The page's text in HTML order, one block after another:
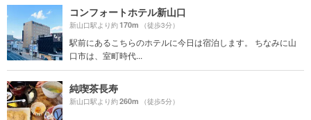
コンフォートホテル新山口
新山口駅より約170m （徒歩3分）
駅前にあるこちらのホテルに今日は宿泊します。 ちなみに山
口市は、室町時代...
純喫茶長寿
新山口駅より約260m （徒歩5分）